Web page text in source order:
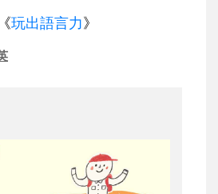
玩出語言力》